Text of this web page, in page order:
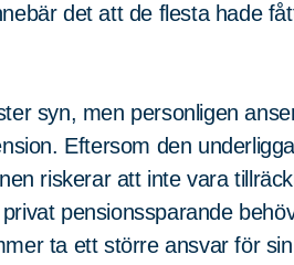
det att de flesta hade
syn, men personligen
Eftersom den
riskerar att inte vara
pensionssparande
ta ett större ansvar för